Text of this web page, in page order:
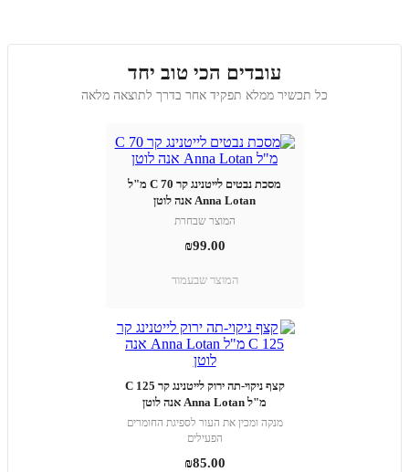
עובדים הכי טוב יחד
כל תכשיר ממלא תפקיד אחר בדרך לתוצאה מלאה
מסכת נבטים לייטנינג קר C 70 מ"ל
Anna Lotan אנה לוטן
המוצר שבחרת
₪99.00
המוצר שבעמוד
קצף ניקוי-תה ירוק לייטנינג קר C 125
מ"ל Anna Lotan אנה לוטן
מנקה ומכין את העור לספיגת החומרים
הפעילים
₪85.00